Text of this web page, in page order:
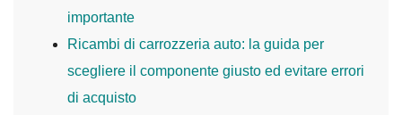
importante
Ricambi di carrozzeria auto: la guida per
scegliere il componente giusto ed evitare errori
di acquisto